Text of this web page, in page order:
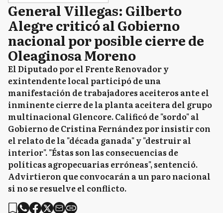
General Villegas: Gilberto
Alegre criticó al Gobierno
nacional por posible cierre de
Oleaginosa Moreno
El Diputado por el Frente Renovador y
exintendente local participó de una
manifestación de trabajadores aceiteros ante el
inminente cierre de la planta aceitera del grupo
multinacional Glencore. Calificó de "sordo" al
Gobierno de Cristina Fernández por insistir con
el relato de la "década ganada" y "destruir al
interior". "Éstas son las consecuencias de
políticas agropecuarias erróneas", sentenció.
Advirtieron que convocarán a un paro nacional
si no se resuelve el conflicto.